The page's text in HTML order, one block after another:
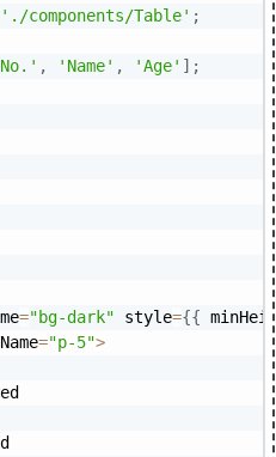
'./components/Table' ;
, 'Name' , 'Age' ] ;
="bg-dark" style={{
="p-5">